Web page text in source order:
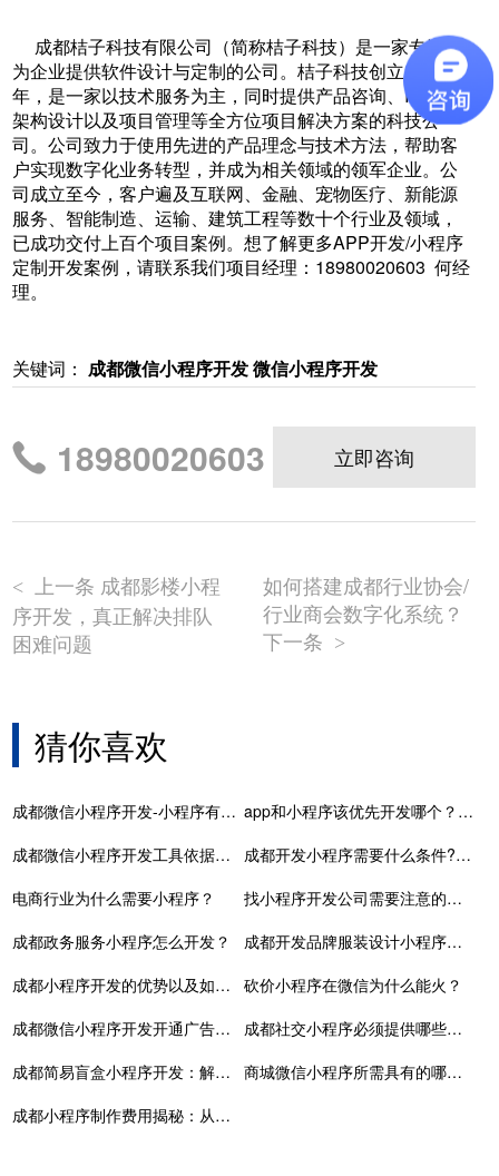
成都桔子科技有限公司（简称桔子科技）是一家专注于
为企业提供软件设计与定制的公司。桔子科技创立2010
年，是一家以技术服务为主，同时提供产品咨询、IT顾问、
架构设计以及项目管理等全方位项目解决方案的科技公
司。公司致力于使用先进的产品理念与技术方法，帮助客
户实现数字化业务转型，并成为相关领域的领军企业。公
司成立至今，客户遍及互联网、金融、宠物医疗、新能源
服务、智能制造、运输、建筑工程等数十个行业及领域，
已成功交付上百个项目案例。想了解更多APP开发/小程序
定制开发案例，请联系我们项目经理：18980020603 何经
理。
关键词：成都微信小程序开发微信小程序开发
18980020603 立即咨询
<
上一条 成都影楼小程
序开发，真正解决排队
困难问题
如何搭建成都行业协会/
行业商会数字化系统？
下一条 >
猜你喜欢
成都微信小程序开发-小程序有什么用？
app和小程序该优先开发哪个？让开发公司来教你选择
成都微信小程序开发工具依据客户企业定制开发
成都开发小程序需要什么条件?定制开发难不难?
电商行业为什么需要小程序？
找小程序开发公司需要注意的一些方方面面
成都政务服务小程序怎么开发？
成都开发品牌服装设计小程序基本功能和营销功能思路
成都小程序开发的优势以及如何选择小程序开发团队
砍价小程序在微信为什么能火？
成都微信小程序开发开通广告功能：小程序运营前需要做好的准备工作
成都社交小程序必须提供哪些资质
成都简易盲盒小程序开发：解锁商业新机遇的钥匙
商城微信小程序所需具有的哪些功能
成都小程序制作费用揭秘：从开发到上线，详解小程序开发价格